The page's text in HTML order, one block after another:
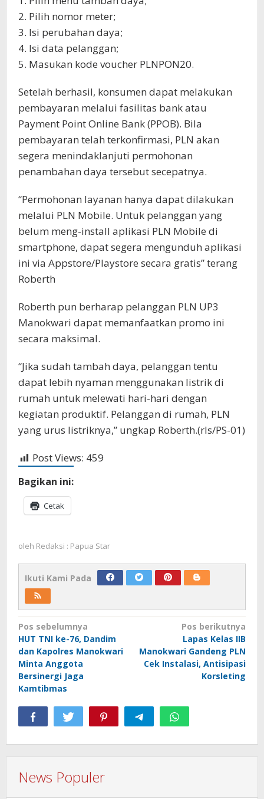
2. Pilih nomor meter;
3. Isi perubahan daya;
4. Isi data pelanggan;
5. Masukan kode voucher PLNPON20.
Setelah berhasil, konsumen dapat melakukan
pembayaran melalui fasilitas bank atau
Payment Point Online Bank (PPOB). Bila
pembayaran telah terkonfirmasi, PLN akan
segera menindaklanjuti permohonan
penambahan daya tersebut secepatnya.
“Permohonan layanan hanya dapat dilakukan
melalui PLN Mobile. Untuk pelanggan yang
belum meng-install aplikasi PLN Mobile di
smartphone, dapat segera mengunduh aplikasi
ini via Appstore/Playstore secara gratis” terang
Roberth
Roberth pun berharap pelanggan PLN UP3
Manokwari dapat memanfaatkan promo ini
secara maksimal.
“Jika sudah tambah daya, pelanggan tentu
dapat lebih nyaman menggunakan listrik di
rumah untuk melewati hari-hari dengan
kegiatan produktif. Pelanggan di rumah, PLN
yang urus listriknya,” ungkap Roberth.(rls/PS-01)
Post Views: 459
Bagikan ini:
Cetak
oleh Redaksi : Papua Star
Ikuti Kami Pada
Navigasi
pos
Pos sebelumnya
HUT TNI ke-76, Dandim
dan Kapolres Manokwari
Minta Anggota
Bersinergi Jaga
Kamtibmas
Pos berikutnya
Lapas Kelas IIB
Manokwari Gandeng PLN
Cek Instalasi, Antisipasi
Korsleting
News Populer